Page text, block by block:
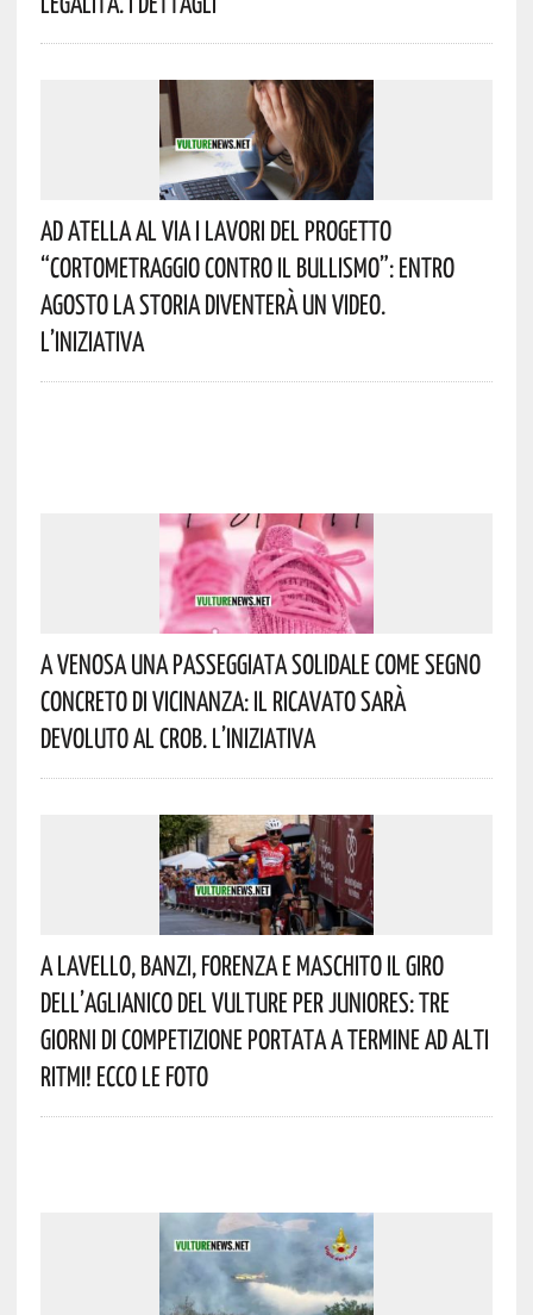
Ad Atella Al Via I Lavori Del Progetto
“Cortometraggio Contro Il Bullismo”: Entro
Agosto La Storia Diventerà Un Video.
L’iniziativa
A Venosa Una Passeggiata Solidale Come Segno
Concreto Di Vicinanza: Il Ricavato Sarà
Devoluto Al CROB. L’iniziativa
A Lavello, Banzi, Forenza E Maschito Il Giro
Dell’Aglianico Del Vulture Per Juniores: Tre
Giorni Di Competizione Portata A Termine Ad Alti
Ritmi! Ecco Le Foto